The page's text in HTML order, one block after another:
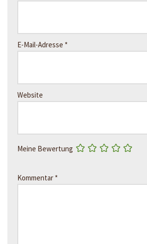
E-Mail-Adresse *
Website
Meine Bewertung
Kommentar *